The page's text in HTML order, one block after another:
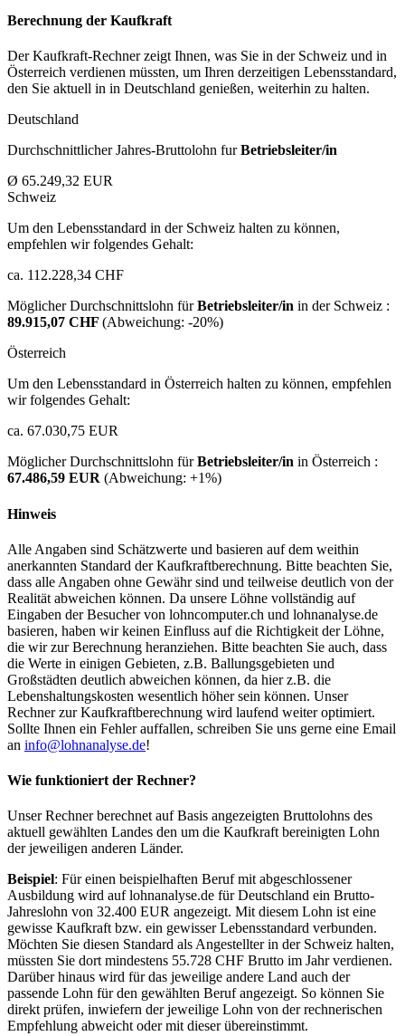
Berechnung der Kaufkraft
Der Kaufkraft-Rechner zeigt Ihnen, was Sie in der Schweiz und in
Österreich verdienen müssten, um Ihren derzeitigen Lebensstandard,
den Sie aktuell in in Deutschland genießen, weiterhin zu halten.
Deutschland
Durchschnittlicher Jahres-Bruttolohn furBetriebsleiter/in
Ø 65.249,32 EUR
Schweiz
Um den Lebensstandard in der Schweiz halten zu können,
empfehlen wir folgendes Gehalt:
ca. 112.228,34 CHF
Möglicher Durchschnittslohn fürBetriebsleiter/in in der Schweiz :
89.915,07 CHF (Abweichung: -20%)
Österreich
Um den Lebensstandard in Österreich halten zu können, empfehlen
wir folgendes Gehalt:
ca. 67.030,75 EUR
Möglicher Durchschnittslohn fürBetriebsleiter/in in Österreich :
67.486,59 EUR (Abweichung: +1%)
Hinweis
Alle Angaben sind Schätzwerte und basieren auf dem weithin
anerkannten Standard der Kaufkraftberechnung. Bitte beachten Sie,
dass alle Angaben ohne Gewähr sind und teilweise deutlich von der
Realität abweichen können. Da unsere Löhne vollständig auf
Eingaben der Besucher von lohncomputer.ch und lohnanalyse.de
basieren, haben wir keinen Einfluss auf die Richtigkeit der Löhne,
die wir zur Berechnung heranziehen. Bitte beachten Sie auch, dass
die Werte in einigen Gebieten, z.B. Ballungsgebieten und
Großstädten deutlich abweichen können, da hier z.B. die
Lebenshaltungskosten wesentlich höher sein können. Unser
Rechner zur Kaufkraftberechnung wird laufend weiter optimiert.
Sollte Ihnen ein Fehler auffallen, schreiben Sie uns gerne eine Email
an info@lohnanalyse.de!
Wie funktioniert der Rechner?
Unser Rechner berechnet auf Basis angezeigten Bruttolohns des
aktuell gewählten Landes den um die Kaufkraft bereinigten Lohn
der jeweiligen anderen Länder.
Beispiel: Für einen beispielhaften Beruf mit abgeschlossener
Ausbildung wird auf lohnanalyse.de für Deutschland ein Brutto-
Jahreslohn von 32.400 EUR angezeigt. Mit diesem Lohn ist eine
gewisse Kaufkraft bzw. ein gewisser Lebensstandard verbunden.
Möchten Sie diesen Standard als Angestellter in der Schweiz halten,
müssten Sie dort mindestens 55.728 CHF Brutto im Jahr verdienen.
Darüber hinaus wird für das jeweilige andere Land auch der
passende Lohn für den gewählten Beruf angezeigt. So können Sie
direkt prüfen, inwiefern der jeweilige Lohn von der rechnerischen
Empfehlung abweicht oder mit dieser übereinstimmt.